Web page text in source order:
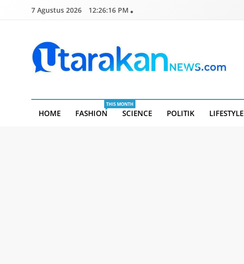
7 Agustus 2026 12:26:16 PM
HOME FASHION
THIS MONTH
SCIENCE POLITIK LIFESTYLE